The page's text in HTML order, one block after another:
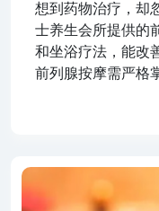
想到药物治疗，却
士养生会所提供的
和坐浴疗法，能改
前列腺按摩需严格